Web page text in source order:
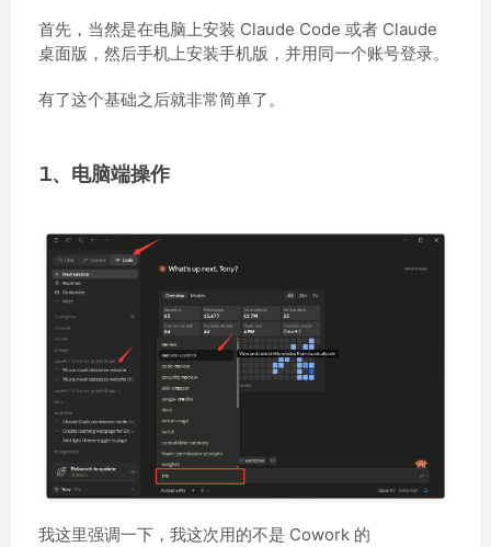
首先，当然是在电脑上安装 Claude Code 或者 Claude
桌面版，然后手机上安装手机版，并用同一个账号登录。
有了这个基础之后就非常简单了。
1、电脑端操作
我这里强调一下，我这次用的不是 Cowork 的